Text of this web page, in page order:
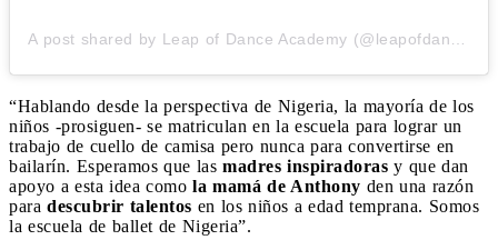
“Hablando desde la perspectiva de Nigeria, la mayoría de los
niños -prosiguen- se matriculan en la escuela para lograr un
trabajo de cuello de camisa pero nunca para convertirse en
bailarín. Esperamos que las madres inspiradoras y que dan
apoyo a esta idea como la mamá de Anthony den una razón
para descubrir talentos en los niños a edad temprana. Somos
la escuela de ballet de Nigeria”.